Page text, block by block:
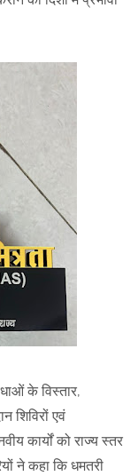
के विस्तार,
शिविरों एवं
कार्यों को राज्य स्तर
ने कहा कि धमतरी